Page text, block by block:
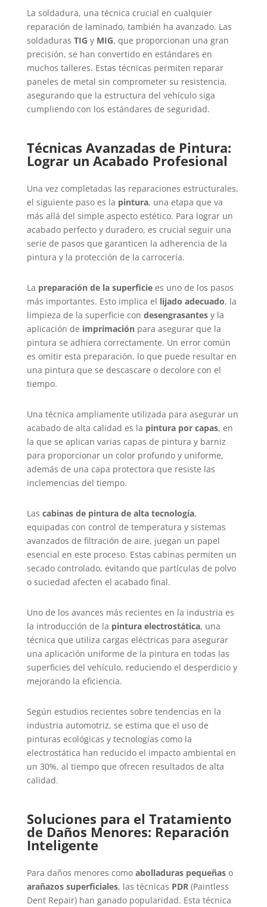
La soldadura, una técnica crucial en cualquier
reparación de laminado, también ha avanzado. Las
soldaduras TIG y MIG, que proporcionan una gran
precisión, se han convertido en estándares en
muchos talleres. Estas técnicas permiten reparar
paneles de metal sin comprometer su resistencia,
asegurando que la estructura del vehículo siga
cumpliendo con los estándares de seguridad.
Técnicas Avanzadas de Pintura:
Lograr un Acabado Profesional
Una vez completadas las reparaciones estructurales,
el siguiente paso es la pintura, una etapa que va
más allá del simple aspecto estético. Para lograr un
acabado perfecto y duradero, es crucial seguir una
serie de pasos que garanticen la adherencia de la
pintura y la protección de la carrocería.
La preparación de la superficiees uno de los pasos
más importantes. Esto implica el lijado adecuado, la
limpieza de la superficie con desengrasantesy la
aplicación de imprimaciónpara asegurar que la
pintura se adhiera correctamente. Un error común
es omitir esta preparación, lo que puede resultar en
una pintura que se descascare o decolore con el
tiempo.
Una técnica ampliamente utilizada para asegurar un
acabado de alta calidad es la pintura por capas, en
la que se aplican varias capas de pintura y barniz
para proporcionar un color profundo y uniforme,
además de una capa protectora que resiste las
inclemencias del tiempo.
Las cabinas de pintura de alta tecnología,
equipadas con control de temperatura y sistemas
avanzados de filtración de aire, juegan un papel
esencial en este proceso. Estas cabinas permiten un
secado controlado, evitando que partículas de polvo
o suciedad afecten el acabado final.
Uno de los avances más recientes en la industria es
la introducción de la pintura electrostática, una
técnica que utiliza cargas eléctricas para asegurar
una aplicación uniforme de la pintura en todas las
superficies del vehículo, reduciendo el desperdicio y
mejorando la eficiencia.
Según estudios recientes sobre tendencias en la
industria automotriz, se estima que el uso de
pinturas ecológicas y tecnologías como la
electrostática han reducido el impacto ambiental en
un 30%, al tiempo que ofrecen resultados de alta
calidad.
Soluciones para el Tratamiento
de Daños Menores: Reparación
Inteligente
Para daños menores como abolladuras pequeñaso
arañazos superficiales, las técnicas PDR(Paintless
Dent Repair) han ganado popularidad. Esta técnica